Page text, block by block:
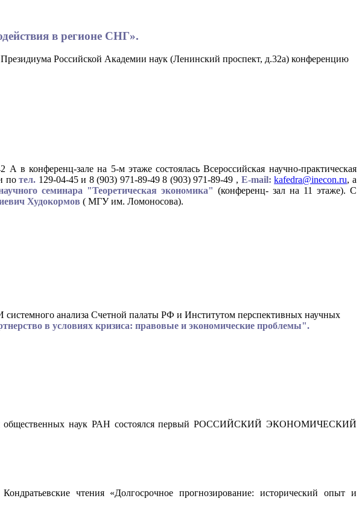
в регионе СНГ».
Российской Академии наук (Ленинский проспект, д.32а) конференцию
конференц-зале на 5-м этаже состоялась Всероссийская научно-практическая
потел. 129-04-45 и 8 (903) 971-89-49 8 (903) 971-89-49 , E-mail:kafedra@inecon.ru, а
семинара "Теоретическая экономика" (конференц- зал на 11 этаже). С
Худокормов ( МГУ им. Ломоносова).
анализа Счетной палаты РФ и Институтом перспективных научных
в условиях кризиса: правовые и экономические проблемы".
общественных наук РАН состоялся первый РОССИЙСКИЙ ЭКОНОМИЧЕСКИЙ
чтения «Долгосрочное прогнозирование: исторический опыт и